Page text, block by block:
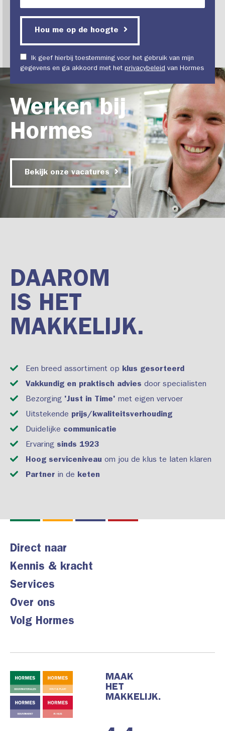
Hou me op de hoogte
Ik geef hierbij toestemming voor het gebruik van mijn
gegevens en ga akkoord met het privacybeleid van Hormes
Werken bij
Hormes
Bekijk onze vacatures
DAAROM
IS HET
MAKKELIJK.
Een breed assortiment op klus gesorteerd
Vakkundig en praktisch advies door specialisten
Bezorging 'Just in Time' met eigen vervoer
Uitstekende prijs/kwaliteitsverhouding
Duidelijke communicatie
Ervaring sinds 1923
Hoog serviceniveau om jou de klus te laten klaren
Partner in de keten
Direct naar
Kennis & kracht
Services
Over ons
Volg Hormes
MAAK
HET
MAKKELIJK.